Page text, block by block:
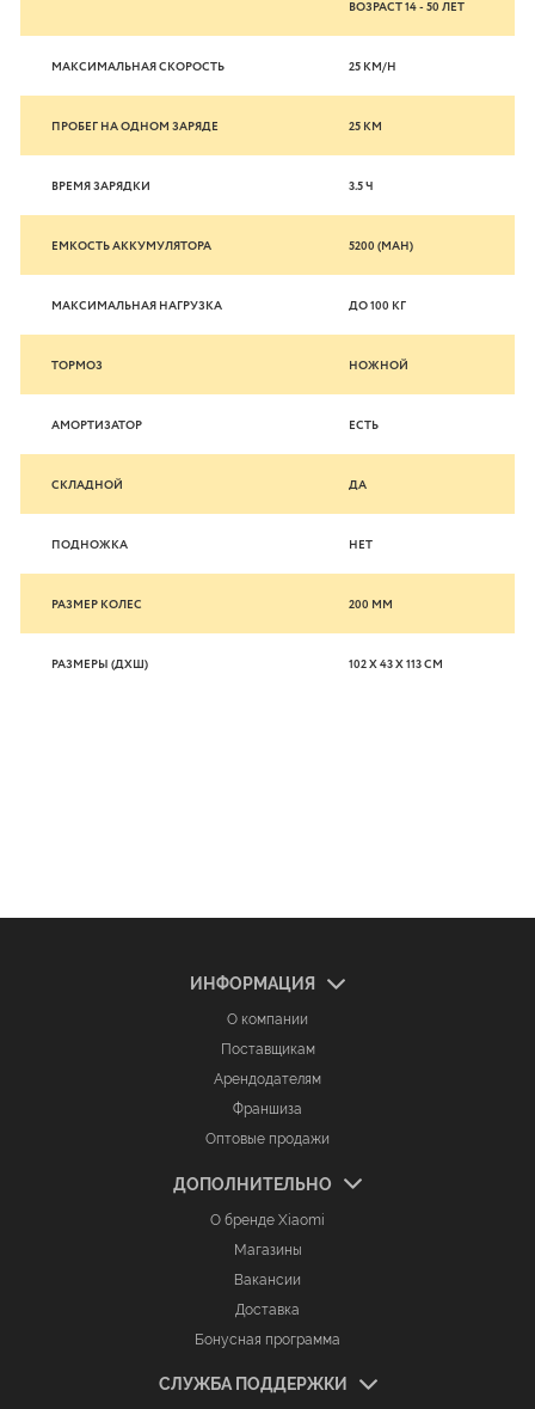
ВОЗРАСТ 14 - 50 ЛЕТ
МАКСИМАЛЬНАЯ СКОРОСТЬ 25 KM/H
ПРОБЕГ НА ОДНОМ ЗАРЯДЕ 25 KM
ВРЕМЯ ЗАРЯДКИ 3.5 Ч
ЕМКОСТЬ АККУМУЛЯТОРА 5200 (MAH)
МАКСИМАЛЬНАЯ НАГРУЗКА ДО 100 КГ
ТОРМОЗ НОЖНОЙ
АМОРТИЗАТОР ЕСТЬ
СКЛАДНОЙ ДА
ПОДНОЖКА НЕТ
РАЗМЕР КОЛЕС 200 MM
РАЗМЕРЫ (ДXШ) 102 Х 43 Х 113 СМ
ИНФОРМАЦИЯ
О компании
Поставщикам
Арендодателям
Франшиза
Оптовые продажи
ДОПОЛНИТЕЛЬНО
О бренде Xiaomi
Магазины
Вакансии
Доставка
Бонусная программа
СЛУЖБА ПОДДЕРЖКИ